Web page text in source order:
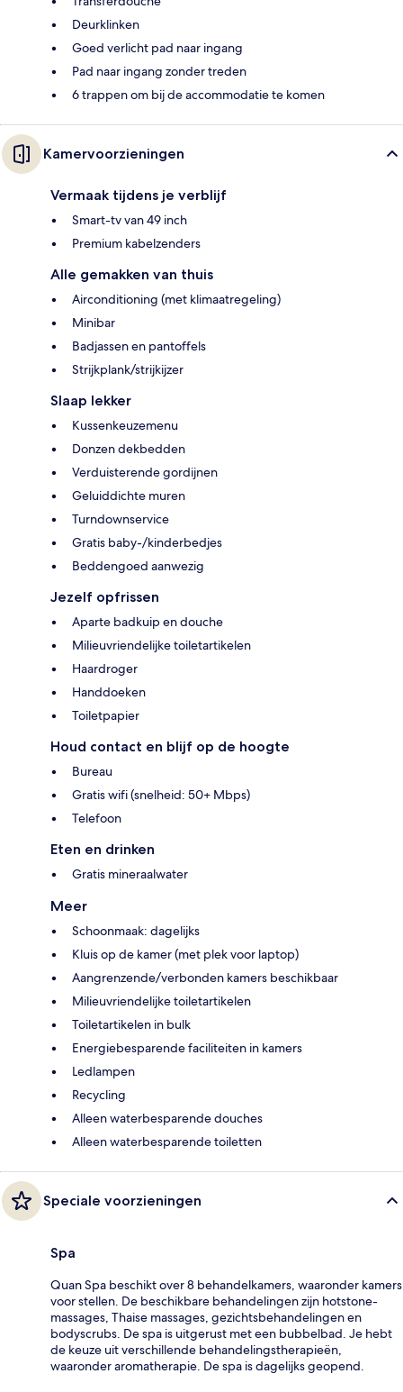
Deurklinken
Goed verlicht pad naar ingang
Pad naar ingang zonder treden
6 trappen om bij de accommodatie te komen
Kamervoorzieningen
Vermaak tijdens je verblijf
Smart-tv van 49 inch
Premium kabelzenders
Alle gemakken van thuis
Airconditioning (met klimaatregeling)
Minibar
Badjassen en pantoffels
Strijkplank/strijkijzer
Slaap lekker
Kussenkeuzemenu
Donzen dekbedden
Verduisterende gordijnen
Geluiddichte muren
Turndownservice
Gratis baby-/kinderbedjes
Beddengoed aanwezig
Jezelf opfrissen
Aparte badkuip en douche
Milieuvriendelijke toiletartikelen
Haardroger
Handdoeken
Toiletpapier
Houd contact en blijf op de hoogte
Bureau
Gratis wifi (snelheid: 50+ Mbps)
Telefoon
Eten en drinken
Gratis mineraalwater
Meer
Schoonmaak: dagelijks
Kluis op de kamer (met plek voor laptop)
Aangrenzende/verbonden kamers beschikbaar
Milieuvriendelijke toiletartikelen
Toiletartikelen in bulk
Energiebesparende faciliteiten in kamers
Ledlampen
Recycling
Alleen waterbesparende douches
Alleen waterbesparende toiletten
Speciale voorzieningen
Spa
Quan Spa beschikt over 8 behandelkamers, waaronder kamers
voor stellen. De beschikbare behandelingen zijn hotstone-
massages, Thaise massages, gezichtsbehandelingen en
bodyscrubs. De spa is uitgerust met een bubbelbad. Je hebt
de keuze uit verschillende behandelingstherapieën,
waaronder aromatherapie. De spa is dagelijks geopend.